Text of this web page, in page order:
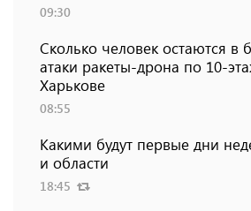
09:30
Сколько человек остаются в
атаки ракеты-дрона по 10-
Харькове
08:55
Какими будут первые дни
и области
18:45